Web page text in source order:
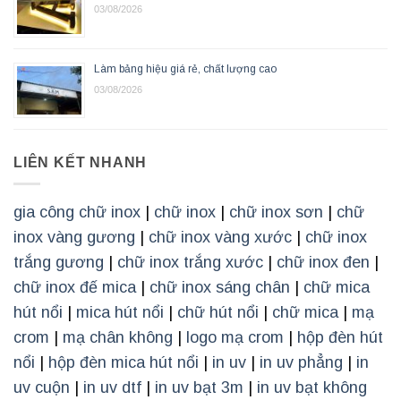
03/08/2026
Làm bảng hiệu giá rẻ, chất lượng cao
03/08/2026
LIÊN KẾT NHANH
gia công chữ inox chữ inox chữ inox sơn
chữ
inox vàng gương
chữ inox vàng xước
chữ inox
trắng gương
chữ inox trắng xước chữ inox đen
chữ inox đế mica| chữ inox sáng chân
chữ mica
hút nổi
mica hút nổi chữ hút nổi chữ mica| mạ
crom
mạ chân không logo mạ crom
hộp đèn hút
nổi
hộp đèn mica hút nổi in uv in uv phẳng
in
uv cuộn
in uv dtf in uv bạt 3m
in uv bạt không